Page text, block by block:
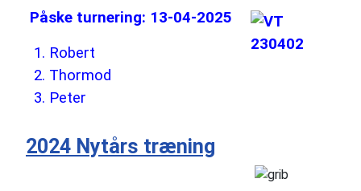
Påske turnering: 13-04-2025
1. Robert
2. Thormod
3. Peter
2024 Nytårs træning